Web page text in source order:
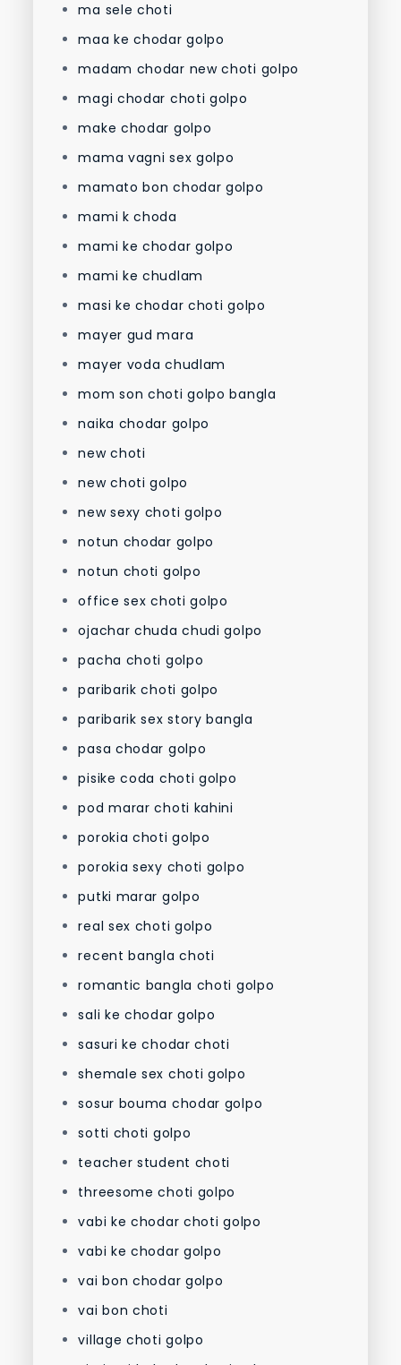
ma sele choti
maa ke chodar golpo
madam chodar new choti golpo
magi chodar choti golpo
make chodar golpo
mama vagni sex golpo
mamato bon chodar golpo
mami k choda
mami ke chodar golpo
mami ke chudlam
masi ke chodar choti golpo
mayer gud mara
mayer voda chudlam
mom son choti golpo bangla
naika chodar golpo
new choti
new choti golpo
new sexy choti golpo
notun chodar golpo
notun choti golpo
office sex choti golpo
ojachar chuda chudi golpo
pacha choti golpo
paribarik choti golpo
paribarik sex story bangla
pasa chodar golpo
pisike coda choti golpo
pod marar choti kahini
porokia choti golpo
porokia sexy choti golpo
putki marar golpo
real sex choti golpo
recent bangla choti
romantic bangla choti golpo
sali ke chodar golpo
sasuri ke chodar choti
shemale sex choti golpo
sosur bouma chodar golpo
sotti choti golpo
teacher student choti
threesome choti golpo
vabi ke chodar choti golpo
vabi ke chodar golpo
vai bon chodar golpo
vai bon choti
village choti golpo